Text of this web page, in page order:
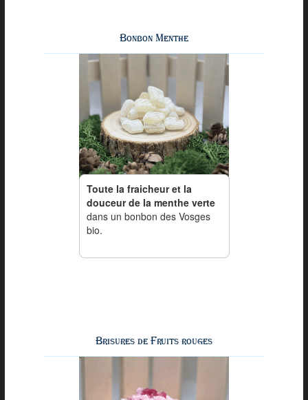
Bonbon Menthe
Toute la fraicheur et la
douceur de la menthe verte
dans un bonbon des Vosges
bio.
Brisures de Fruits rouges